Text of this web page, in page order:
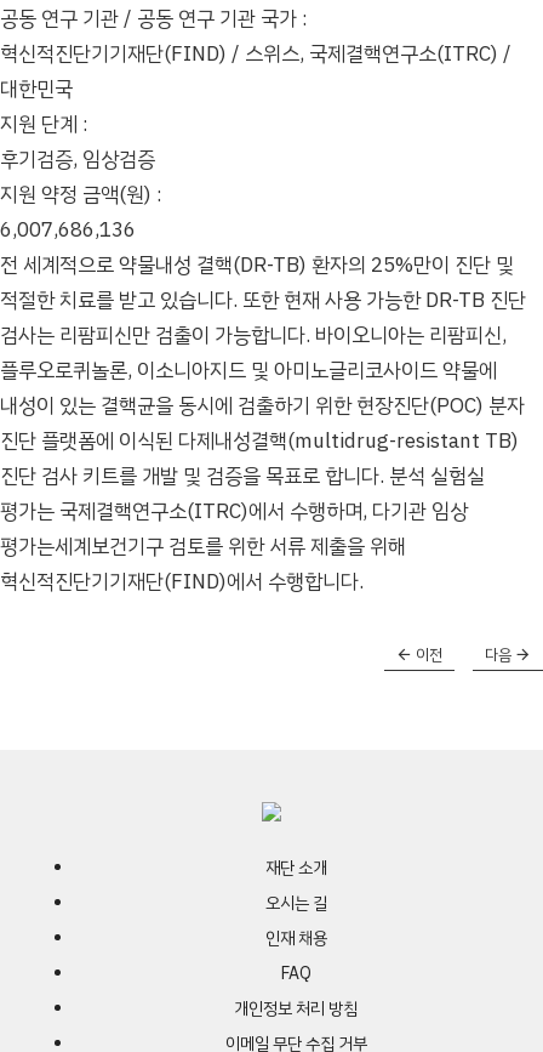
공동 연구 기관 / 공동 연구 기관 국가 :
혁신적진단기기재단(FIND) / 스위스, 국제결핵연구소(ITRC) /
대한민국
지원 단계 :
후기검증, 임상검증
지원 약정 금액(원) :
6,007,686,136
전 세계적으로 약물내성 결핵(DR-TB) 환자의 25%만이 진단 및
적절한 치료를 받고 있습니다. 또한 현재 사용 가능한 DR-TB 진단
검사는 리팜피신만 검출이 가능합니다. 바이오니아는 리팜피신,
플루오로퀴놀론, 이소니아지드 및 아미노글리코사이드 약물에
내성이 있는 결핵균을 동시에 검출하기 위한 현장진단(POC) 분자
진단 플랫폼에 이식된 다제내성결핵(multidrug-resistant TB)
진단 검사 키트를 개발 및 검증을 목표로 합니다. 분석 실험실
평가는 국제결핵연구소(ITRC)에서 수행하며, 다기관 임상
평가는세계보건기구 검토를 위한 서류 제출을 위해
혁신적진단기기재단(FIND)에서 수행합니다.
이전 다음
재단 소개
오시는 길
인재 채용
FAQ
개인정보 처리 방침
이메일 무단 수집 거부